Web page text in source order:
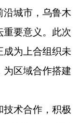
沿城市，乌鲁木
重要意义。此次
成为上合组织未
为区域合作搭建
技术合作，积极